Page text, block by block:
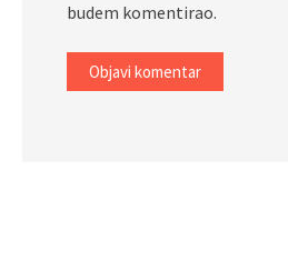
budem komentirao.